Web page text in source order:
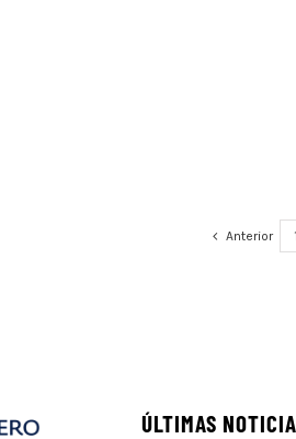
Anterior 1
ÚLTIMAS